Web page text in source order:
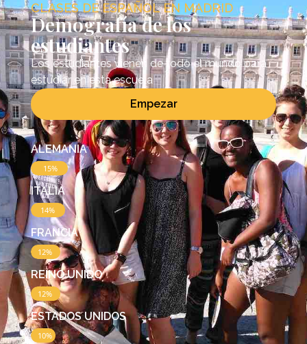
CLASES DE ESPAÑOL EN MADRID
Demografía de los
estudiantes
Los estudiantes vienen de todo el mundo para
estudiar en esta escuela
Empezar
ALEMANIA
15%
ITALIA
14%
FRANCIA
12%
REINO UNIDO
12%
ESTADOS UNIDOS
10%